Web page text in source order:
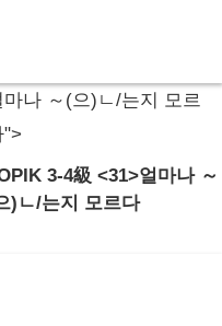
마나 ～(으)ㄴ/는지 모르
">
3-4級 <31>얼마나 ～
)ㄴ/는지 모르다